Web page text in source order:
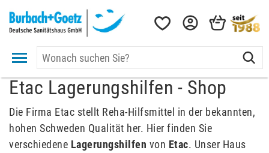
Etac Lagerungshilfen - Shop
Die Firma Etac stellt Reha-Hilfsmittel in der bekannten,
hohen Schweden Qualität her. Hier finden Sie
verschiedene Lagerungshilfen von Etac. Unser Haus